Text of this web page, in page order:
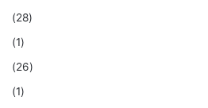
(28)
(1)
(26)
(1)